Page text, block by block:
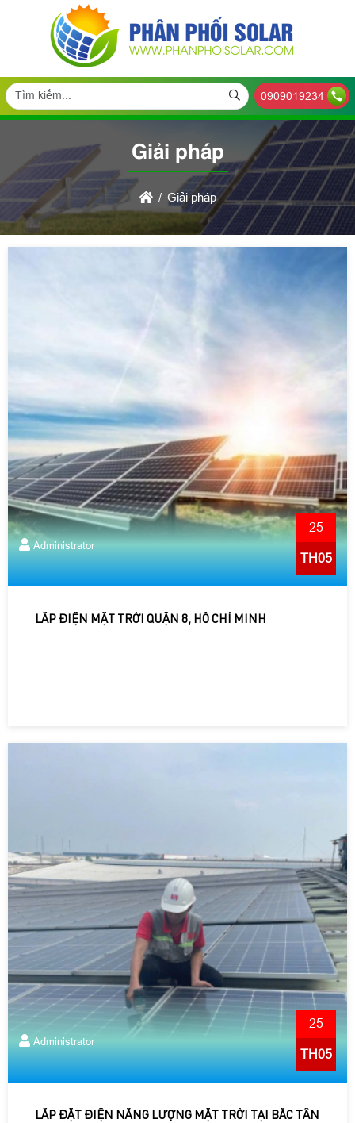
0909019234
Giải pháp
Giải pháp
Administrator
25
TH05
LẮP ĐIỆN MẶT TRỜI QUẬN 8, HỒ CHÍ MINH
Administrator
25
TH05
LẮP ĐẶT ĐIỆN NĂNG LƯỢNG MẶT TRỜI TẠI BẮC TÂN